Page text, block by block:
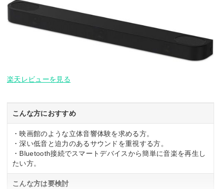
楽天レビューを見る
こんな方におすすめ
・映画館のような立体音響体験を求める方。
・深い低音と迫力のあるサウンドを重視する方。
・Bluetooth接続でスマートデバイスから簡単に音楽を再生し
たい方。
こんな方は要検討